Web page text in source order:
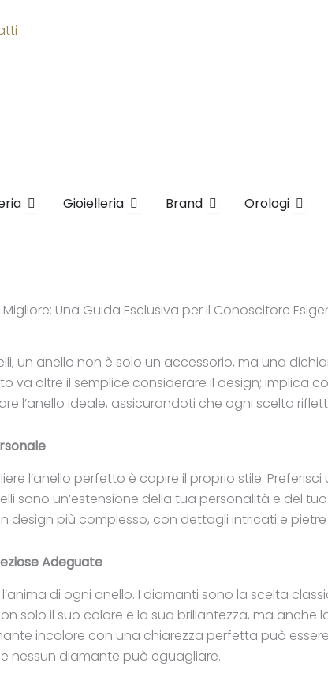
Apri Alta Gioielleria
Gioielleria Apri Gioielleria
Brand Apri BrandOrologi Apri
Migliore: Una Guida Esclusiva per il Conoscitore
un anello non è solo un accessorio, ma una
va oltre il semplice considerare il design;
l’anello ideale, assicurandoti che ogni scelta
l’anello perfetto è capire il proprio stile.
sono un’estensione della tua personalità e del
design più complesso, con dettagli intricati e
Adeguate
di ogni anello. I diamanti sono la scelta
solo il suo colore e la sua brillantezza, ma
incolore con una chiarezza perfetta può
nessun diamante può eguagliare.